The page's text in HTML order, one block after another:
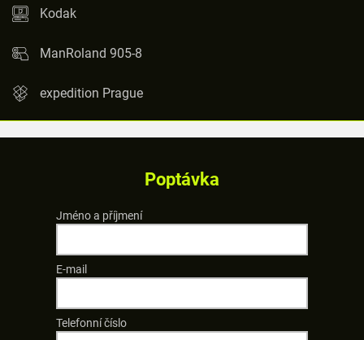
Kodak
ManRoland 905-8
expedition Prague
Poptávka
Jméno a příjmení
E-mail
Telefonní číslo